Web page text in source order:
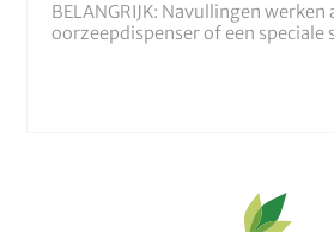
BELANGRIJK: Navullingen werken
oorzeepdispenser of een speciale